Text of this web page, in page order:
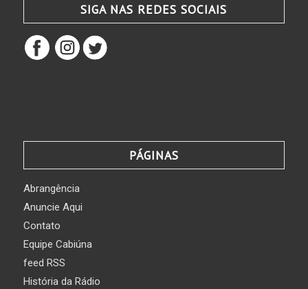
SIGA NAS REDES SOCIAIS
PÁGINAS
Abrangência
Anuncie Aqui
Contato
Equipe Cabiúna
feed RSS
História da Rádio